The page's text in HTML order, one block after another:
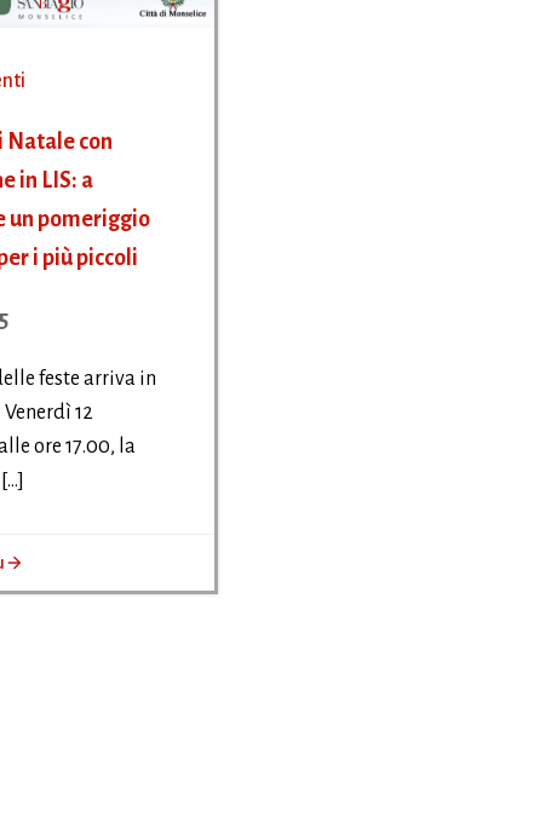
Natale con
in LIS: a
un pomeriggio
i più piccoli
feste arriva in
12
ore 17.00, la